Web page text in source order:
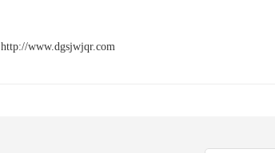
http://www.dgsjwjqr.com